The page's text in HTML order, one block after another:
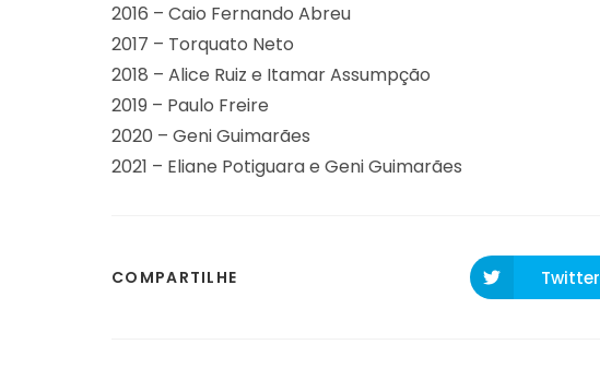
2016 – Caio Fernando Abreu
2017 – Torquato Neto
2018 – Alice Ruiz e Itamar Assumpção
2019 – Paulo Freire
2020 – Geni Guimarães
2021 – Eliane Potiguara e Geni Guimarães
COMPARTILHE Twitter